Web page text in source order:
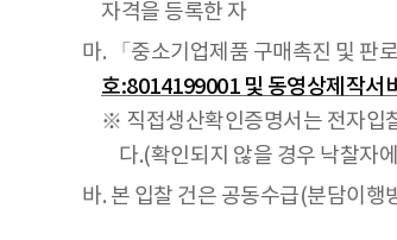
자격을 등록한 자
마. 「중소기업제품 구매촉진 및 판
호:8014199001 및 동영상제작서
※ 직접생산확인증명서는 전자입
다.(확인되지 않을 경우 낙찰자
바. 본 입찰 건은 공동수급(분담이